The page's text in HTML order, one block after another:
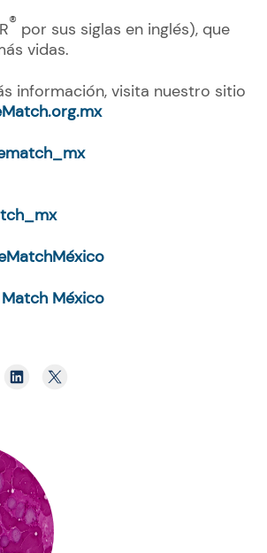
® por sus siglas en inglés), que
vidas.
información, visita nuestro sitio
Match México